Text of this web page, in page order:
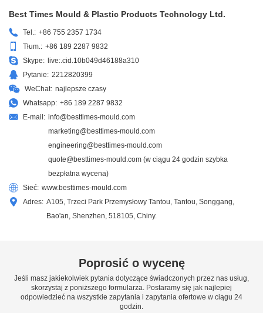
Best Times Mould & Plastic Products Technology Ltd.
Tel.: +86 755 2357 1734
Tłum.: +86 189 2287 9832
Skype: live:.cid.10b049d46188a310
Pytanie: 2212820399
WeChat: najlepsze czasy
Whatsapp: +86 189 2287 9832
E-mail: info@besttimes-mould.com
marketing@besttimes-mould.com
engineering@besttimes-mould.com
quote@besttimes-mould.com (w ciągu 24 godzin szybka
bezpłatna wycena)
Sieć: www.besttimes-mould.com
Adres: A105, Trzeci Park Przemysłowy Tantou, Tantou, Songgang,
Bao'an, Shenzhen, 518105, Chiny.
Poprosić o wycenę
Jeśli masz jakiekolwiek pytania dotyczące świadczonych przez nas usług,
skorzystaj z poniższego formularza. Postaramy się jak najlepiej
odpowiedzieć na wszystkie zapytania i zapytania ofertowe w ciągu 24
godzin.